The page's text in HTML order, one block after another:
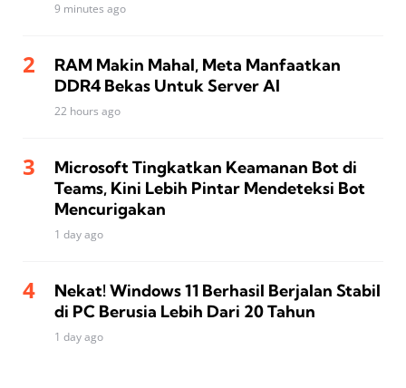
9 minutes ago
RAM Makin Mahal, Meta Manfaatkan
DDR4 Bekas Untuk Server AI
22 hours ago
Microsoft Tingkatkan Keamanan Bot di
Teams, Kini Lebih Pintar Mendeteksi Bot
Mencurigakan
1 day ago
Nekat! Windows 11 Berhasil Berjalan Stabil
di PC Berusia Lebih Dari 20 Tahun
1 day ago